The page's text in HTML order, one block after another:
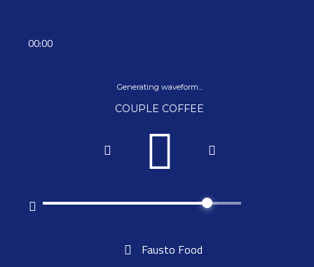
00:00
Generating waveform...
COUPLE COFFEE
Fausto Food